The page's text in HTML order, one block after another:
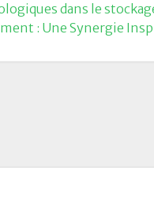
dans le
: Une Synergie